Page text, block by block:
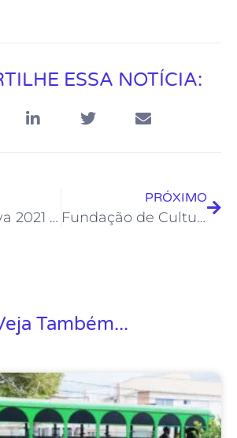
ESSA NOTÍCIA:
Retrospectiva 2021 mostra que o trabalho da Fundação Rio das Ostras de Cultura não parou
PRÓXIMO
Fundação de Cultura promove Folia de Reis em Rio das Ostras
Também...